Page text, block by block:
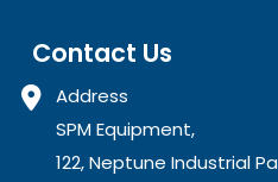
Contact Us
Address
SPM Equipment,
122, Neptune Industrial